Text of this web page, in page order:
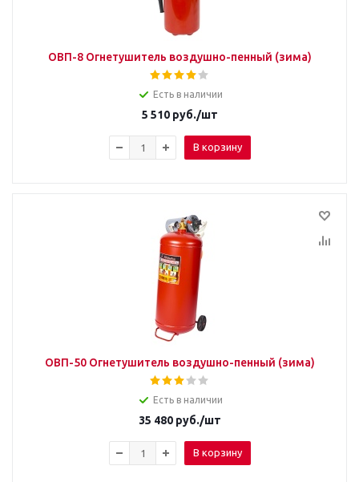
ОВП-8 Огнетушитель воздушно-пенный (зима)
Есть в наличии
5 510 руб./шт
В корзину
ОВП-50 Огнетушитель воздушно-пенный (зима)
Есть в наличии
35 480 руб./шт
В корзину